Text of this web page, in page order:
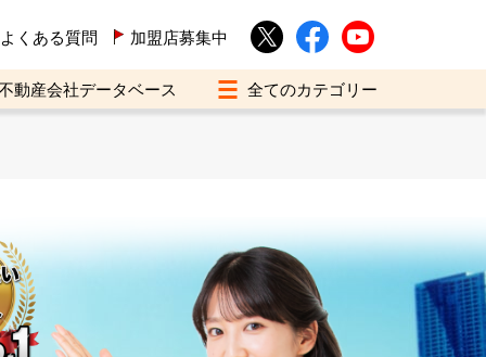
よくある質問 加盟店募集中
動産会社データベース